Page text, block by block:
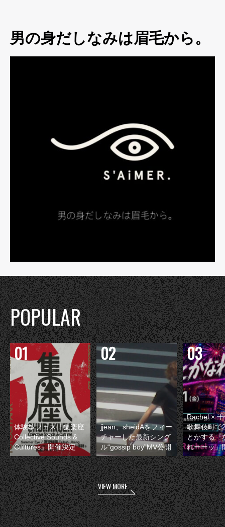
男の身だしなみは眉毛から。
POPULAR
体験型フェス『集楽座
Collective Sounds &
Cultures』開催決定
jjean、sheidAをフィー
チャーした最新シング
ル“gossip boy”MV公開
Rachel ×
歌舞伎町で
とかする『
れーーッ』
VIEW MORE